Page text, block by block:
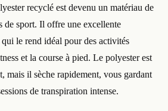
recyclé est devenu un matériau de
de sport. Il offre une excellente
qui le rend idéal pour des activités
et la course à pied. Le polyester est
mais il sèche rapidement, vous gardant
de transpiration intense.